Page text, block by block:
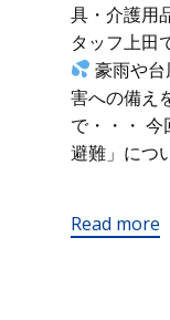
具・介護用
タッフ上
豪雨や
害への備え
で・・・ 今
避難」につ
Read more